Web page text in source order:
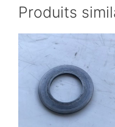
Produits